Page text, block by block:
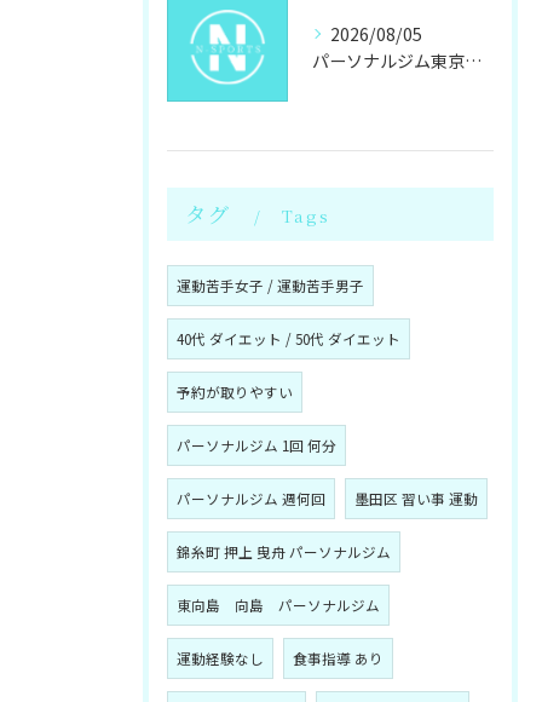
2026/08/05
パーソナルジム東京都墨田区八広でキックボクシングパーソナルの通い方と料金を徹底解説
タグ Tags
運動苦手女子 / 運動苦手男子
40代 ダイエット / 50代 ダイエット
予約が取りやすい
パーソナルジム 1回 何分
パーソナルジム 週何回 墨田区 習い事 運動
錦糸町 押上 曳舟 パーソナルジム
東向島 向島 パーソナルジム
運動経験なし 食事指導 あり